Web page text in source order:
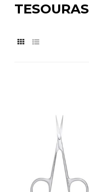
TESOURAS